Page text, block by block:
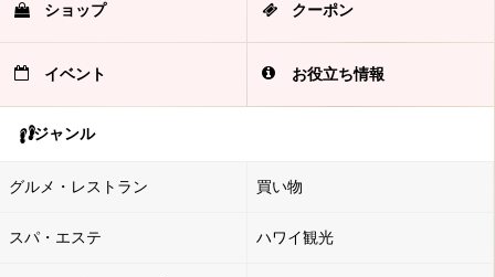
ショップ クーポン
イベント お役立ち情報
ジャンル
グルメ・レストラン 買い物
スパ・エステ ハワイ観光